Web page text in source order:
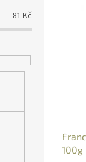
81 Kč
100g